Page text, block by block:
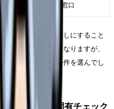
じて外部窓口
記録や相談を後回しにすること
早く終わらせたくなりますが、
職場選びで同じ条件を選んでし
めたい時の固有チェック